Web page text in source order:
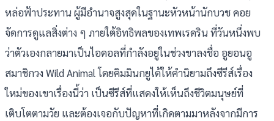
หล่อฟ้าประทาน ผู้มีอำนาจสูงสุดในฐานะหัวหน้านักบวช คอย
จัดการดูแลสิ่งต่าง ๆ ภายใต้อิทธิพลของเทพเรดริน ที่วันหนึ่งพบ
ว่าตัวเองกลายมาเป็นไอดอลที่กำลังอยู่ในช่วงขาลงชื่อ อูยอนอู
สมาชิกวง Wild Animal โดยคิมมินกยูได้ให้คำนิยามถึงซีรีส์เรื่อง
ใหม่ของเขาเรื่องนี้ว่า เป็นซีรีส์ที่แสดงให้เห็นถึงชีวิตมนุษย์ที่
เติบโตตามวัย และต้องเจอกับปัญหาที่เกิดตามมาหลังจากมีการ